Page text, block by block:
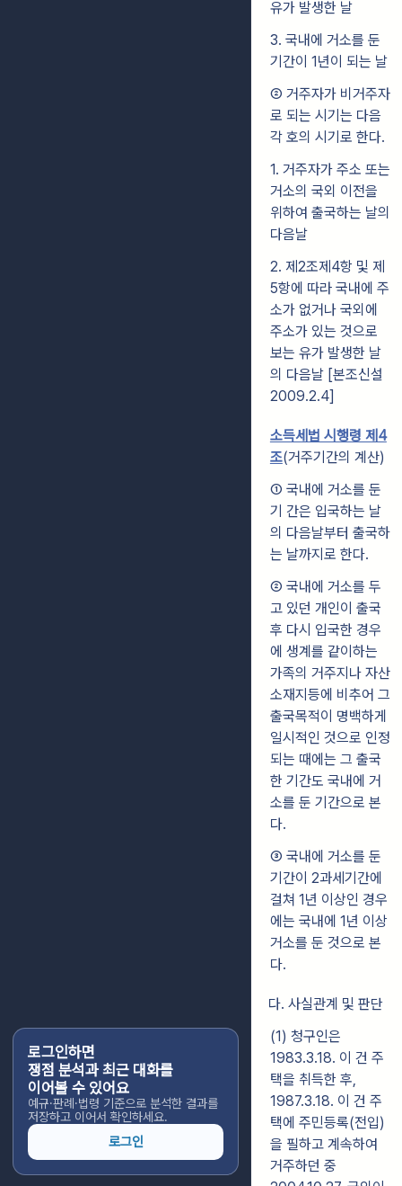
로그인하면
쟁점 분석과 최근 대화를
이어볼 수 있어요
예규·판례·법령 기준으로 분석한 결과를
저장하고 이어서 확인하세요.
로그인
유가 발생한 날
3. 국내에 거소를 둔
기간이 1년이 되는 날
② 거주자가 비거주자
로 되는 시기는 다음
각 호의 시기로 한다.
1. 거주자가 주소 또는
거소의 국외 이전을
위하여 출국하는 날의
다음날
2. 제2조제4항 및 제
5항에 따라 국내에 주
소가 없거나 국외에
주소가 있는 것으로
보는 유가 발생한 날
의 다음날 [본조신설
2009.2.4]
소득세법 시행령 제4
조(거주기간의 계산)
① 국내에 거소를 둔
기 간은 입국하는 날
의 다음날부터 출국하
는 날까지로 한다.
② 국내에 거소를 두
고 있던 개인이 출국
후 다시 입국한 경우
에 생계를 같이하는
가족의 거주지나 자산
소재지등에 비추어 그
출국목적이 명백하게
일시적인 것으로 인정
되는 때에는 그 출국
한 기간도 국내에 거
소를 둔 기간으로 본
다.
③ 국내에 거소를 둔
기간이 2과세기간에
걸쳐 1년 이상인 경우
에는 국내에 1년 이상
거소를 둔 것으로 본
다.
다. 사실관계 및 판단
(1) 청구인은
1983.3.18. 이 건 주
택을 취득한 후,
1987.3.18. 이 건 주
택에 주민등록(전입)
을 필하고 계속하여
거주하던 중